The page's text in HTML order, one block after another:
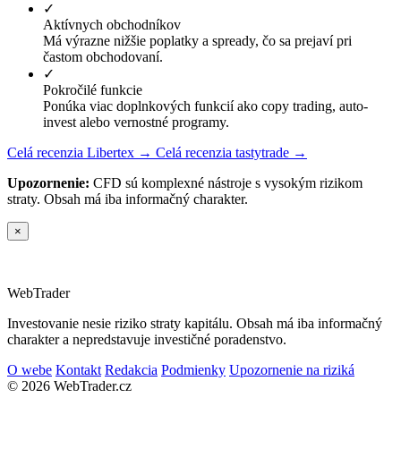
✓
Aktívnych obchodníkov
Má výrazne nižšie poplatky a spready, čo sa prejaví pri
častom obchodovaní.
✓
Pokročilé funkcie
Ponúka viac doplnkových funkcií ako copy trading, auto-
invest alebo vernostné programy.
Celá recenzia Libertex → Celá recenzia tastytrade →
Upozornenie: CFD sú komplexné nástroje s vysokým rizikom
straty. Obsah má iba informačný charakter.
×
WebTrader
Investovanie nesie riziko straty kapitálu. Obsah má iba informačný
charakter a nepredstavuje investičné poradenstvo.
O webe Kontakt Redakcia Podmienky Upozornenie na riziká
© 2026 WebTrader.cz